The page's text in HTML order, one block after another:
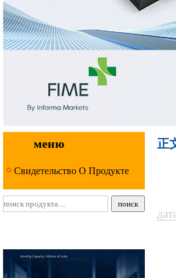
меню
Свидетельство О Продукте
正